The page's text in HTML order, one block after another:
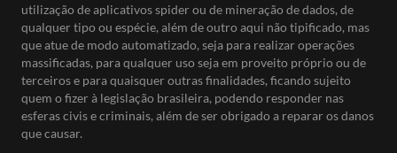
utilização de aplicativos spider ou de mineração de dados, de
qualquer tipo ou espécie, além de outro aqui não tipificado, mas
que atue de modo automatizado, seja para realizar operações
massificadas, para qualquer uso seja em proveito próprio ou de
terceiros e para quaisquer outras finalidades, ficando sujeito
quem o fizer à legislação brasileira, podendo responder nas
esferas civis e criminais, além de ser obrigado a reparar os danos
que causar.